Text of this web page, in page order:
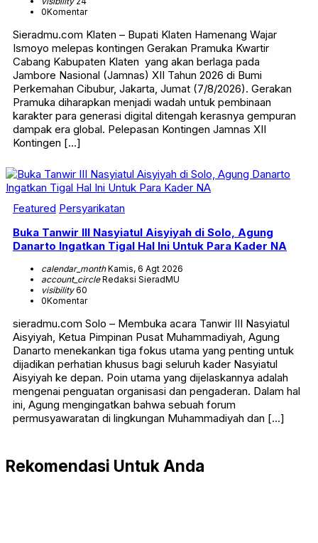
0Komentar
Sieradmu.com Klaten – Bupati Klaten Hamenang Wajar
Ismoyo melepas kontingen Gerakan Pramuka Kwartir
Cabang Kabupaten Klaten yang akan berlaga pada
Jambore Nasional (Jamnas) XII Tahun 2026 di Bumi
Perkemahan Cibubur, Jakarta, Jumat (7/8/2026). Gerakan
Pramuka diharapkan menjadi wadah untuk pembinaan
karakter para generasi digital ditengah kerasnya gempuran
dampak era global. Pelepasan Kontingen Jamnas XII
Kontingen […]
Featured Persyarikatan
Buka Tanwir III Nasyiatul Aisyiyah di Solo, Agung
Danarto Ingatkan Tigal Hal Ini Untuk Para Kader NA
calendar_monthKamis, 6 Agt 2026
account_circleRedaksi SieradMU
visibility60
0Komentar
sieradmu.com Solo – Membuka acara Tanwir III Nasyiatul
Aisyiyah, Ketua Pimpinan Pusat Muhammadiyah, Agung
Danarto menekankan tiga fokus utama yang penting untuk
dijadikan perhatian khusus bagi seluruh kader Nasyiatul
Aisyiyah ke depan. Poin utama yang dijelaskannya adalah
mengenai penguatan organisasi dan pengaderan. Dalam hal
ini, Agung mengingatkan bahwa sebuah forum
permusyawaratan di lingkungan Muhammadiyah dan […]
Rekomendasi Untuk Anda